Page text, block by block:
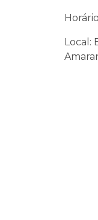
Local: